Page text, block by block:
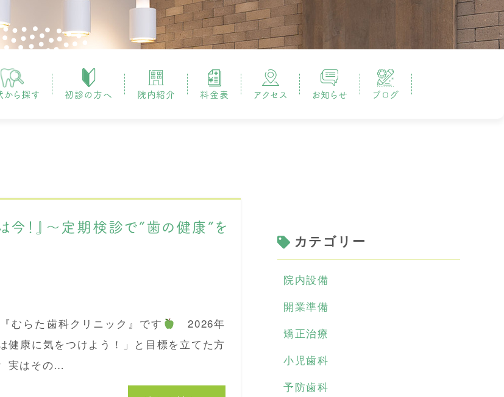
から探す 初診の方へ 院内紹介 料金表 アクセス お知らせ ブログ
今！』～定期検診で”歯の健康”を
むらた歯科クリニック』です
2026年
健康に気をつけよう！」と目標を立てた方
実はその…
カテゴリー
院内設備
開業準備
矯正治療
小児歯科
予防歯科